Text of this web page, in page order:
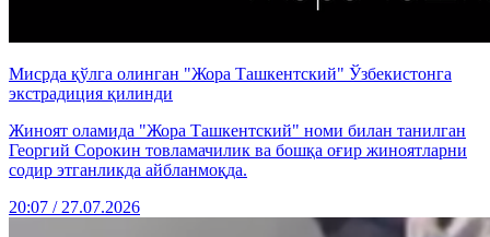
Мисрда қўлга олинган "Жора Ташкентский" Ўзбекистонга
экстрадиция қилинди
Жиноят оламида "Жора Ташкентский" номи билан танилган
Георгий Сорокин товламачилик ва бошқа оғир жиноятларни
содир этганликда айбланмоқда.
20:07 / 27.07.2026